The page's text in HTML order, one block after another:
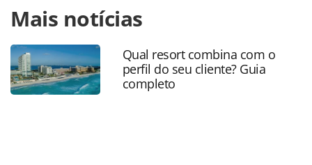
https://www.panrotas.com.br/mercado/cartoes-de-
assistencia/2020/01/travel-ace-lanca-programa-de-
sustentabilidade_170688.html ou as ferramentas
oferecidas na página. Todo o conteúdo produzido pela
PANROTAS Editora é protegido pela legislação brasileira
sobre direito autoral. Não reproduza o conteúdo sem
Mais notícias
Qual resort combina com o
perfil do seu cliente? Guia
completo